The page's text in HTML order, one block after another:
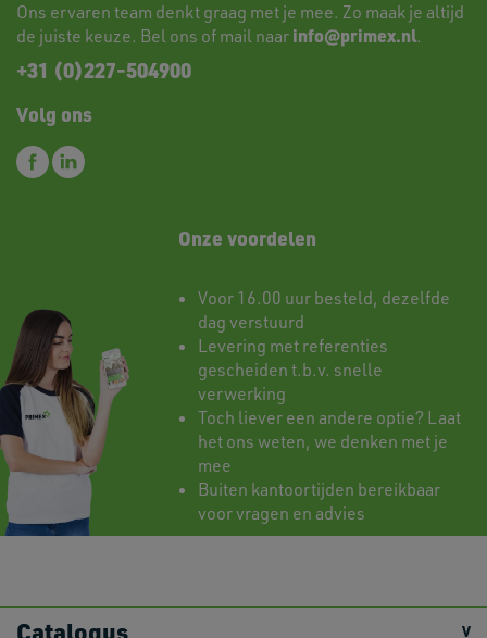
Ons ervaren team denkt graag met je mee. Zo maak je altijd
de juiste keuze. Bel ons of mail naar info@primex.nl.
+31 (0)227-504900
Volg ons
Onze voordelen
Voor 16.00 uur besteld, dezelfde
dag verstuurd
Levering met referenties
gescheiden t.b.v. snelle
verwerking
Toch liever een andere optie? Laat
het ons weten, we denken met je
mee
Buiten kantoortijden bereikbaar
voor vragen en advies